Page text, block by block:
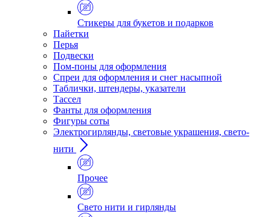
Стикеры для букетов и подарков
Пайетки
Перья
Подвески
Пом-поны для оформления
Спреи для оформления и снег насыпной
Таблички, штендеры, указатели
Тассел
Фанты для оформления
Фигуры соты
Электрогирлянды, световые украшения, свето-
нити
Прочее
Свето нити и гирлянды